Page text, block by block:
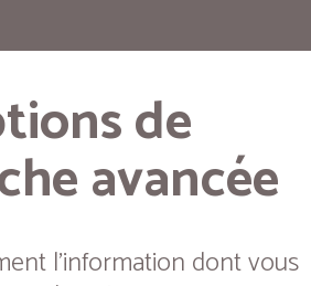
de
avancée
l'information dont vous